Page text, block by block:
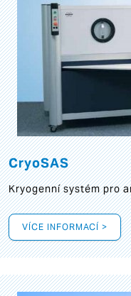
CryoSAS
Kryogenní systém pro
VÍCE INFORMACÍ >